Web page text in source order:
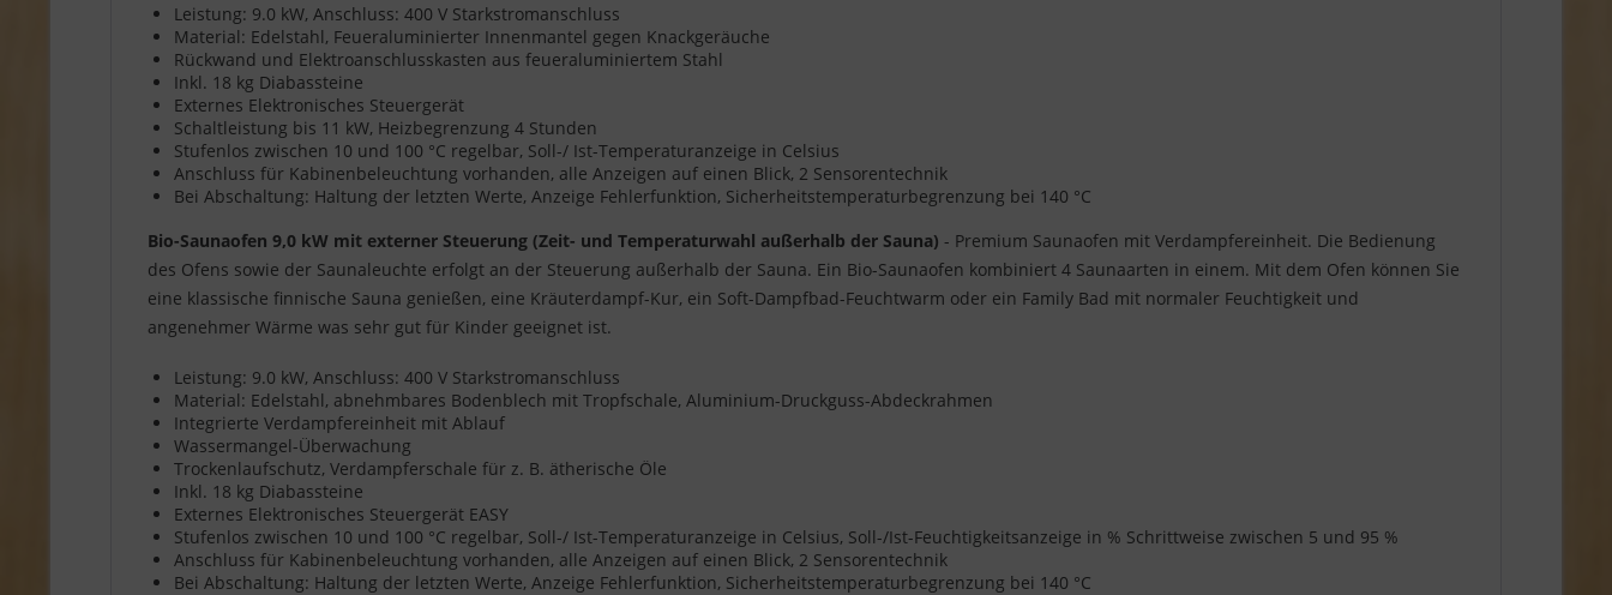
Leistung: 9.0 kW, Anschluss: 400 V Starkstromanschluss
Material: Edelstahl, Feueraluminierter Innenmantel gegen Knackgeräuche
Rückwand und Elektroanschlusskasten aus feueraluminiertem Stahl
Inkl. 18 kg Diabassteine
Externes Elektronisches Steuergerät
Schaltleistung bis 11 kW, Heizbegrenzung 4 Stunden
Stufenlos zwischen 10 und 100 °C regelbar, Soll-/ Ist-Temperaturanzeige in Celsius
Anschluss für Kabinenbeleuchtung vorhanden, alle Anzeigen auf einen Blick, 2 Sensorentechnik
Bei Abschaltung: Haltung der letzten Werte, Anzeige Fehlerfunktion, Sicherheitstemperaturbegrenzung bei 140 °C
Bio-Saunaofen 9,0 kW mit externer Steuerung (Zeit- und Temperaturwahl außerhalb der Sauna) - Premium Saunaofen mit Verdampfereinheit. Die Bedienung
des Ofens sowie der Saunaleuchte erfolgt an der Steuerung außerhalb der Sauna. Ein Bio-Saunaofen kombiniert 4 Saunaarten in einem. Mit dem Ofen können Sie
eine klassische finnische Sauna genießen, eine Kräuterdampf-Kur, ein Soft-Dampfbad-Feuchtwarm oder ein Family Bad mit normaler Feuchtigkeit und
angenehmer Wärme was sehr gut für Kinder geeignet ist.
Leistung: 9.0 kW, Anschluss: 400 V Starkstromanschluss
Material: Edelstahl, abnehmbares Bodenblech mit Tropfschale, Aluminium-Druckguss-Abdeckrahmen
Integrierte Verdampfereinheit mit Ablauf
Wassermangel-Überwachung
Trockenlaufschutz, Verdampferschale für z. B. ätherische Öle
Inkl. 18 kg Diabassteine
Externes Elektronisches Steuergerät EASY
Stufenlos zwischen 10 und 100 °C regelbar, Soll-/ Ist-Temperaturanzeige in Celsius, Soll-/Ist-Feuchtigkeitsanzeige in % Schrittweise zwischen 5 und 95 %
Anschluss für Kabinenbeleuchtung vorhanden, alle Anzeigen auf einen Blick, 2 Sensorentechnik
Bei Abschaltung: Haltung der letzten Werte, Anzeige Fehlerfunktion, Sicherheitstemperaturbegrenzung bei 140 °C